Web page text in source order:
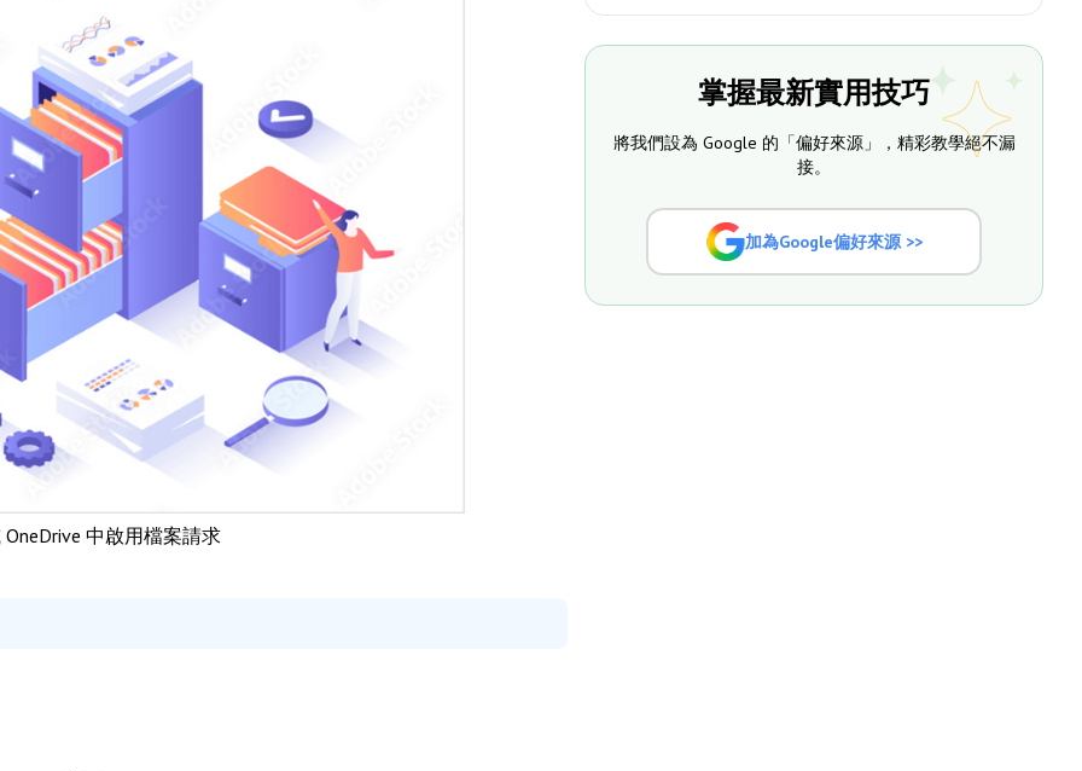
OneDrive 中啟用檔案請求
掌握最新實用技巧
將我們設為 Google 的「偏好來源」，精彩教學絕不漏
接。
加為Google偏好來源 >>